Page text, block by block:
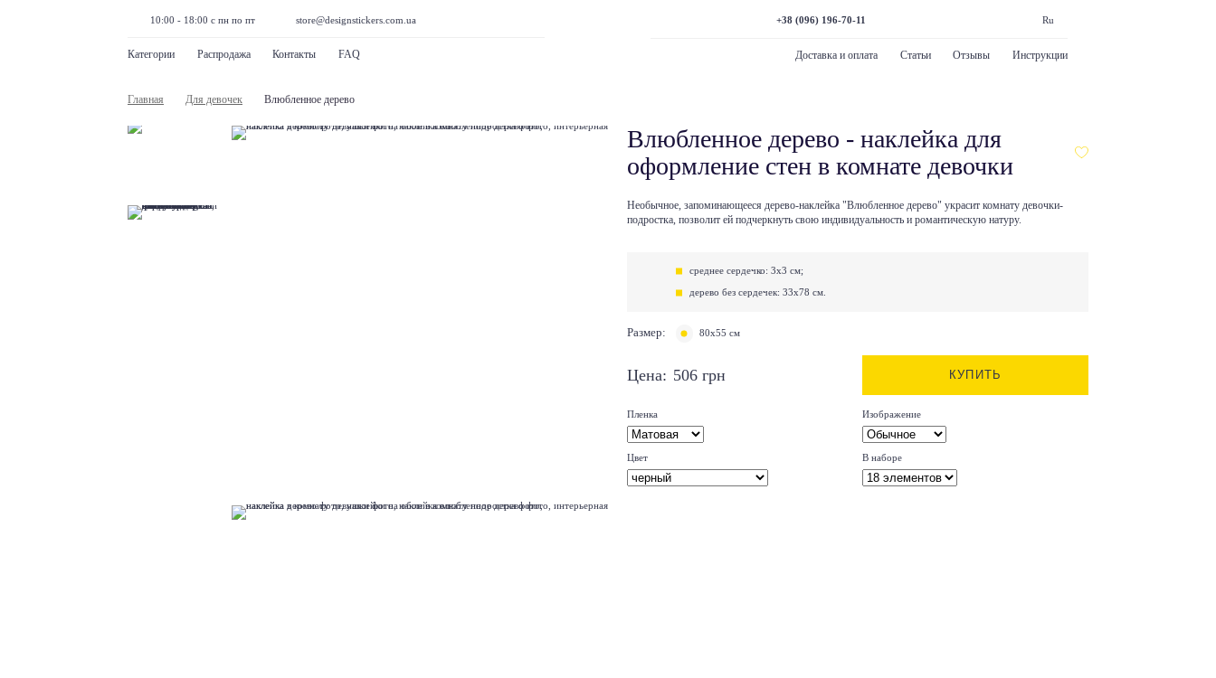
10:00 - 18:00 с пн по пт store@designstickers.com.ua
Категории Распродажа Контакты FAQ
+38 (096) 196-70-11 Ru
Доставка и оплата Статьи Отзывы Инструкции
Главная Для девочек Влюбленное дерево
Влюбленное дерево - наклейка для
оформление стен в комнате девочки
Необычное, запоминающееся дерево-наклейка "Влюбленное дерево" украсит комнату девочки-
подростка, позволит ей подчеркнуть свою индивидуальность и романтическую натуру.
среднее сердечко: 3х3 см;
дерево без сердечек: 33х78 см.
Размер: 80х55 см
Цена: 506 грн КУПИТЬ
Пленка Изображение
Цвет В наборе